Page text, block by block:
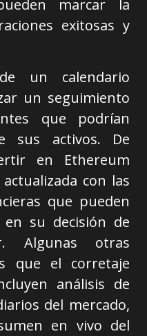
marcar la
exitosas y
un calendario
un seguimiento
que podrían
sus activos. De
en Ethereum
con las
que pueden
su decisión de
Algunas otras
que el corretaje
análisis de
del mercado,
en vivo del